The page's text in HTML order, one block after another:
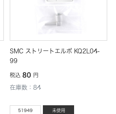
SMC ストリートエルボ KQ2L04-
99
税込80 円
在庫数：84
51949 未使用